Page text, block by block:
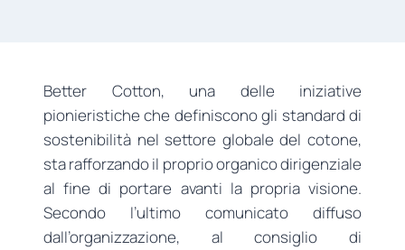
Better Cotton, una delle iniziative
pionieristiche che definiscono gli standard di
sostenibilità nel settore globale del cotone,
sta rafforzando il proprio organico dirigenziale
al fine di portare avanti la propria visione.
Secondo l’ultimo comunicato diffuso
dall’organizzazione, al consiglio di